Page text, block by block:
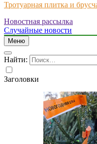
Тротуарная плитка и
Just another WordPress site
Новостная рассылка
Случайные новости
Меню
Найти:
Заголовки